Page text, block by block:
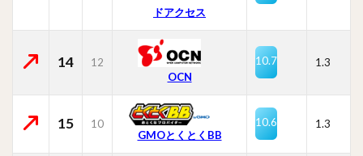
ドアクセス
14
12
OCN
10.7 1.3
15
10
GMOとくとくBB
10.6 1.3